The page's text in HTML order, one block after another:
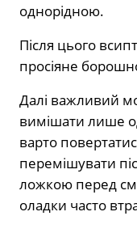
однорідною.
Після цього
просіяне
Далі важливий
вимішати лише
варто
перемішувати
ложкою перед
оладки часто